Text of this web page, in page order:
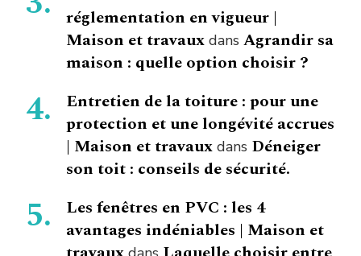
réglementation en vigueur |
Maison et travaux dans Agrandir sa
maison : quelle option choisir ?
Entretien de la toiture : pour une
protection et une longévité accrues
| Maison et travaux dans Déneiger
son toit : conseils de sécurité.
Les fenêtres en PVC : les 4
avantages indéniables | Maison et